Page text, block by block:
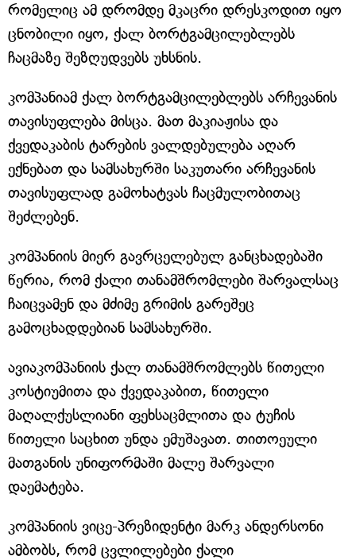
რომელიც ამ დრომდე მკაცრი დრესკოდით იყო
ცნობილი იყო, ქალ ბორტგამცილებლებს
ჩაცმაზე შეზღუდვებს უხსნის.
კომპანიამ ქალ ბორტგამცილებლებს არჩევანის
თავისუფლება მისცა. მათ მაკიაჟისა და
ქვედაკაბის ტარების ვალდებულება აღარ
ექნებათ და სამსახურში საკუთარი არჩევანის
თავისუფლად გამოხატვას ჩაცმულობითაც
შეძლებენ.
კომპანიის მიერ გავრცელებულ განცხადებაში
წერია, რომ ქალი თანამშრომლები შარვალსაც
ჩაიცვამენ და მძიმე გრიმის გარეშეც
გამოცხადდებიან სამსახურში.
ავიაკომპანიის ქალ თანამშრომლებს წითელი
კოსტიუმითა და ქვედაკაბით, წითელი
მაღალქუსლიანი ფეხსაცმლითა და ტუჩის
წითელი საცხით უნდა ემუშავათ. თითოეული
მათგანის უნიფორმაში მალე შარვალი
დაემატება.
კომპანიის ვიცე-პრეზიდენტი მარკ ანდერსონი
ამბობს, რომ ცვლილებები ქალი